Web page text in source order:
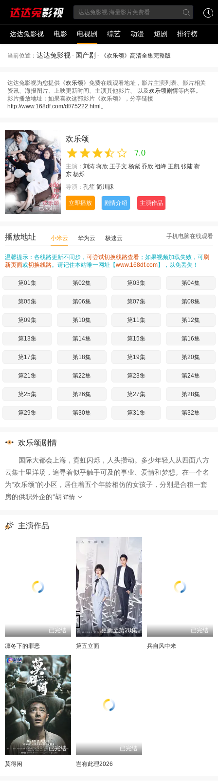
达达兔影视 电影 电视剧 综艺 动漫 短剧 排行榜
当前位置： 达达兔影视 - 国产剧 - 《欢乐颂》高清全集完整版
达达兔影视为您提供《欢乐颂》免费在线观看地址，影片主演列表、影片相关
资讯、海报图片、上映更新时间、主演其他影片、 以及欢乐颂剧情等内容。
影片播放地址：如果喜欢这部影片《欢乐颂》，分享链接
http://www.168df.com/df/75222.html 。
已完结
欢乐颂
7.0
主演： 刘涛 蒋欣 王子文 杨紫 乔欣 祖峰 王凯 张陆 靳
东 杨烁
导演： 孔笙 简川訸
立即播放 剧情介绍 主演作品
手机电脑在线观看
播放地址 小米云 华为云 极速云
温馨提示：各线路更新不同步， 可尝试切换线路查看 ；如果视频加载失败，可刷
新页面或切换线路。请记住本站唯一网址【www.168df.com】，以免丢失！
第01集 第02集 第03集 第04集
第05集 第06集 第07集 第08集
第09集 第10集 第11集 第12集
第13集 第14集 第15集 第16集
第17集 第18集 第19集 第20集
第21集 第22集 第23集 第24集
第25集 第26集 第27集 第28集
第29集 第30集 第31集 第32集
第41集 第42集
欢乐颂剧情
国际大都会上海，霓虹闪烁，人头攒动。多少年轻人从四面八方
云集十里洋场，追寻着似乎触手可及的事业、爱情和梦想。在一个名
为“欢乐颂”的小区，居住着五个年龄相仿的女孩子，分别是合租一套
房的供职外企的“胡 详情
主演作品
已完结
凛冬下的罪恶
更新至第28集
第五立面
已完结
兵自风中来
已完结
莫得闲
已完结
岂有此理2026